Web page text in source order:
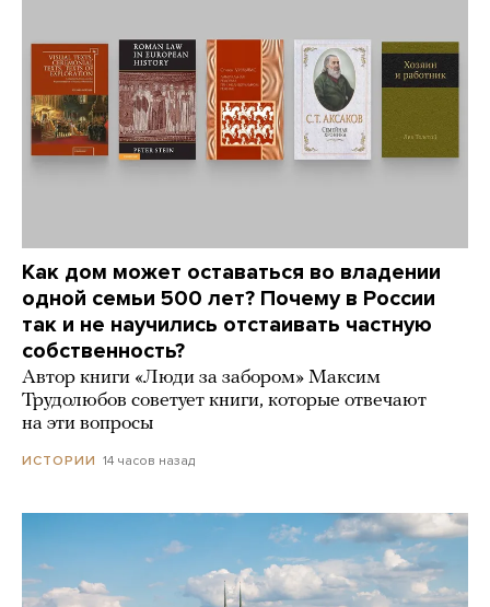
Как дом может оставаться во владении
одной семьи 500 лет? Почему в России
так и не научились отстаивать частную
собственность?
Автор книги «Люди за забором» Максим
Трудолюбов советует книги, которые отвечают
на эти вопросы
ИСТОРИИ 14 часов назад